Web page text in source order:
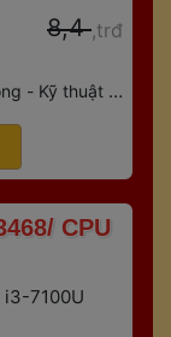
8,4 ,trđ
- Kỹ thuật -
CPU
i3-7100U